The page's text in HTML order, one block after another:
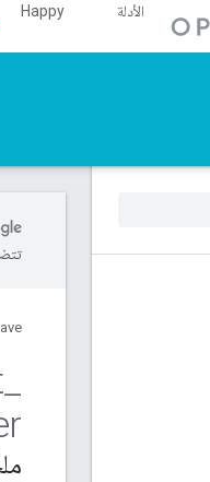
الأدلة Happy